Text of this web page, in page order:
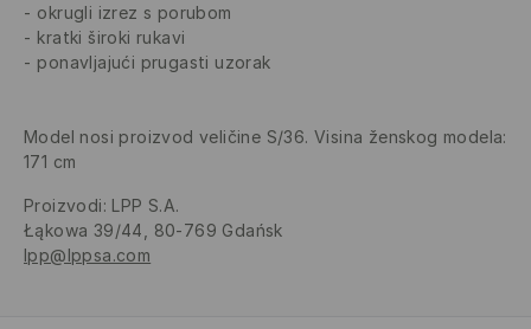
okrugli izrez s porubom
kratki široki rukavi
ponavljajući prugasti uzorak
Model nosi proizvod veličine S/36. Visina ženskog modela:
171 cm
Proizvodi: LPP S.A.
Łąkowa 39/44, 80-769 Gdańsk
lpp@lppsa.com